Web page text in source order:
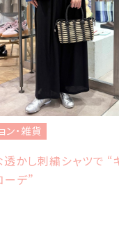
・雑貨
かし刺繍シャツで “
デ”